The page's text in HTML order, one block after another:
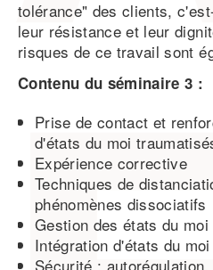
tolérance" des clients,
leur résistance et leur
risques de ce travail sont
Contenu du séminaire 3 :
Prise de contact et
d'états du moi
Expérience corrective
Techniques de
phénomènes dissociatifs
Gestion des états du moi
Intégration d'états du
Sécurité :